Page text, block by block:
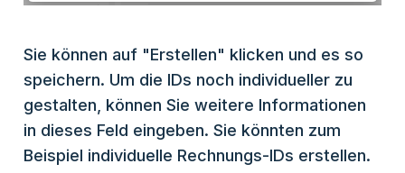
Sie können auf "Erstellen" klicken und es so
speichern. Um die IDs noch individueller zu
gestalten, können Sie weitere Informationen
in dieses Feld eingeben. Sie könnten zum
Beispiel individuelle Rechnungs-IDs erstellen.